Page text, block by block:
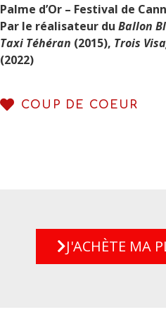
Palme d’Or – Festival de
Par le réalisateur du Ballon
Taxi Téhéran (2015), Trois
(2022)
COUP DE COEUR
J'ACHÈTE MA